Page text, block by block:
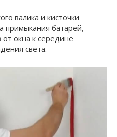
валика и кисточки
примыкания батарей,
окна к середине
света.